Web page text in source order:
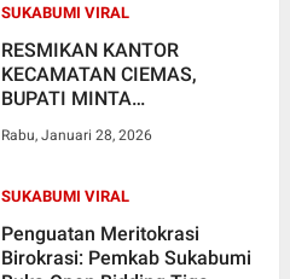
SUKABUMI VIRAL
RESMIKAN KANTOR
KECAMATAN CIEMAS,
BUPATI MINTA
PUBLIK, RAMAH, CEPAT
Rabu, Januari 28, 2026
SUKABUMI VIRAL
Penguatan Meritokrasi
Birokrasi: Pemkab Sukabumi